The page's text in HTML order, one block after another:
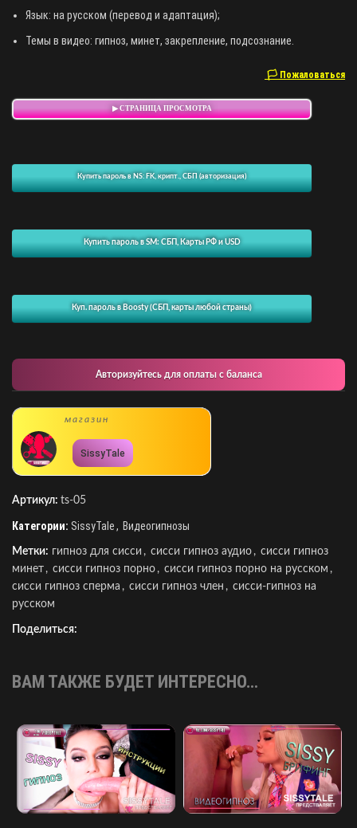
Язык: на русском (перевод и адаптация);
Темы в видео: гипноз, минет, закрепление, подсознание.
🏳 Пожаловаться
▶ СТРАНИЦА ПРОСМОТРА
Купить пароль в NS: FK, крипт., СБП (авторизация)
Купить пароль в SM: СБП, Карты РФ и USD
Куп. пароль в Boosty (СБП, карты любой страны)
Авторизуйтесь для оплаты с баланса
магазин
SissyTale
Артикул: ts-05
Категории: SissyTale, Видеогипнозы
Метки: гипноз для сисси , сисси гипноз аудио , сисси гипноз
минет , сисси гипноз порно , сисси гипноз порно на русском ,
сисси гипноз сперма , сисси гипноз член , сисси-гипноз на
русском
Поделиться:
ВАМ ТАКЖЕ БУДЕТ ИНТЕРЕСНО…